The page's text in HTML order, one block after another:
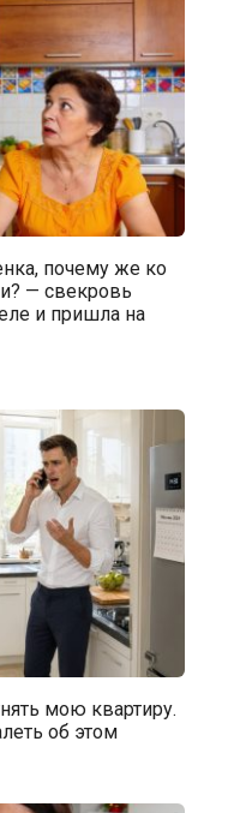
почему же ко
— свекровь
и пришла на
мою квартиру.
об этом